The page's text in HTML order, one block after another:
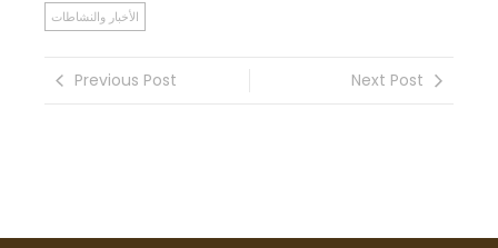
الأخبار والنشاطات
Previous Post Next Post